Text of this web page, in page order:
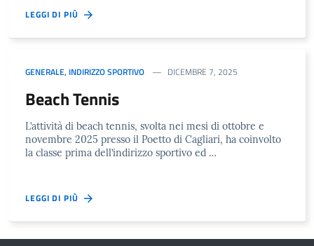
LEGGI DI PIÙ
GENERALE, INDIRIZZO SPORTIVO DICEMBRE 7, 2025
Beach Tennis
L’attività di beach tennis, svolta nei mesi di ottobre e
novembre 2025 presso il Poetto di Cagliari, ha coinvolto
la classe prima dell’indirizzo sportivo ed …
LEGGI DI PIÙ